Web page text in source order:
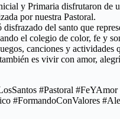
y Primaria disfrutaron de
por nuestra Pastoral.
del santo que
el colegio de color, fe y
canciones y actividades
es vivir con amor,
#Pastoral #FeYAmor
#FormandoConValores